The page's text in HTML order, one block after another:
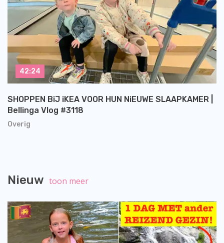
Overig
SHOPPEN BiJ iKEA VOOR HUN NiEUWE SLAAPKAMER |
Bellinga Vlog #3118
42:24
Nieuw toon meer